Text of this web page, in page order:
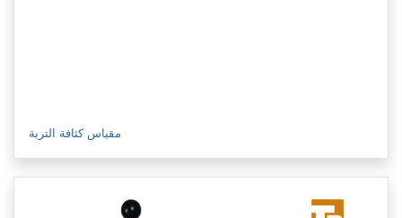
مقياس كثافة التربة